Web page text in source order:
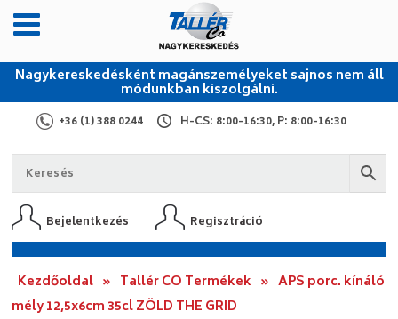
Nagykereskedésként magánszemélyeket sajnos nem áll
módunkban kiszolgálni.
+36 (1) 388 0244 H-CS: 8:00-16:30, P: 8:00-16:30
Bejelentkezés Regisztráció
Kezdőoldal » Tallér CO Termékek » APS porc. kínáló
mély 12,5x6cm 35cl ZÖLD THE GRID